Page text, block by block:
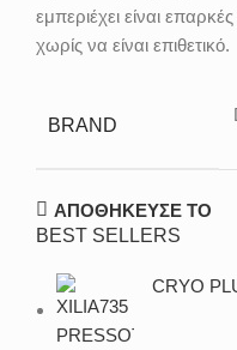
εμπεριέχει είναι
χωρίς να είναι επιθετικό.
BRAND
ΑΠΟΘΗΚΕΥΣΕ ΤΟ
BEST SELLERS
CRYO